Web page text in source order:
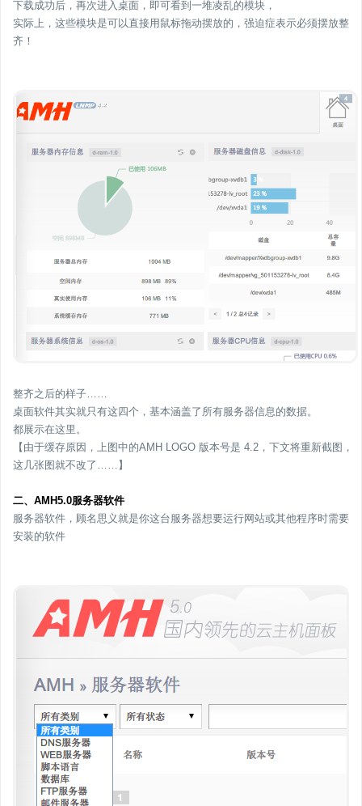
下载成功后，再次进入桌面，即可看到一堆凌乱的模块，
实际上，这些模块是可以直接用鼠标拖动摆放的，强迫症表示必须摆放整
齐！
整齐之后的样子……
桌面软件其实就只有这四个，基本涵盖了所有服务器信息的数据。
都展示在这里。
【由于缓存原因，上图中的AMH LOGO 版本号是 4.2，下文将重新截图，
这几张图就不改了……】
二、AMH5.0服务器软件
服务器软件，顾名思义就是你这台服务器想要运行网站或其他程序时需要
安装的软件